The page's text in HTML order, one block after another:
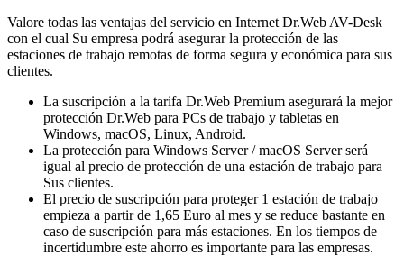
Valore todas las ventajas del servicio en Internet Dr.Web AV-Desk
con el cual Su empresa podrá asegurar la protección de las
estaciones de trabajo remotas de forma segura y económica para sus
clientes.
La suscripción a la tarifa Dr.Web Premium asegurará la mejor
protección Dr.Web para PCs de trabajo y tabletas en
Windows, macOS, Linux, Android.
La protección para Windows Server / macOS Server será
igual al precio de protección de una estación de trabajo para
Sus clientes.
El precio de suscripción para proteger 1 estación de trabajo
empieza a partir de 1,65 Euro al mes y se reduce bastante en
caso de suscripción para más estaciones. En los tiempos de
incertidumbre este ahorro es importante para las empresas.